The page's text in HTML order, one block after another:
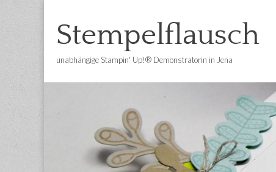
Stempelflausch
unabhängige Stampin' Up!® Demonstratorin in Jena